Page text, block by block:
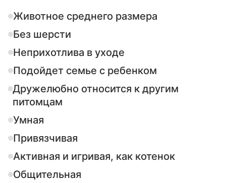
Животное среднего размера
Без шерсти
Неприхотлива в уходе
Подойдет семье с ребенком
Дружелюбно относится к другим
питомцам
Умная
Привязчивая
Активная и игривая, как котенок
Общительная